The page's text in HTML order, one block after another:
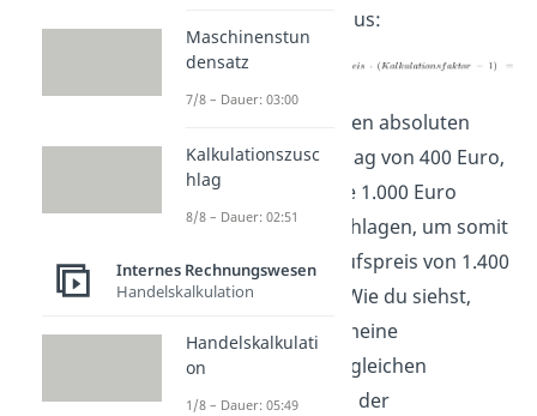
folgendermaßen aus:
Wir haben hier einen absoluten
Kalkulationszuschlag von 400 Euro,
den wir auf unsere 1.000 Euro
Bezugspreis aufschlagen, um somit
einen Listenverkaufspreis von 1.400
Euro zu erhalten. Wie du siehst,
kommst du über meine
Rechenwege zum gleichen
Ergebnis, nur dass der
Maschinenstun
densatz
7/8 – Dauer: 03:00
Kalkulationszusc
hlag
8/8 – Dauer: 02:51
Internes Rechnungswesen
Handelskalkulation
Handelskalkulati
on
1/8 – Dauer: 05:49